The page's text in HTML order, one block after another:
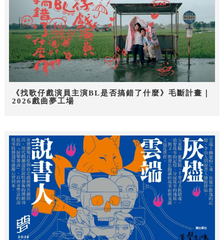
《找歌仔戲演員主演BL是否搞錯了什麼》毛斷計畫｜
2026戲曲夢工場